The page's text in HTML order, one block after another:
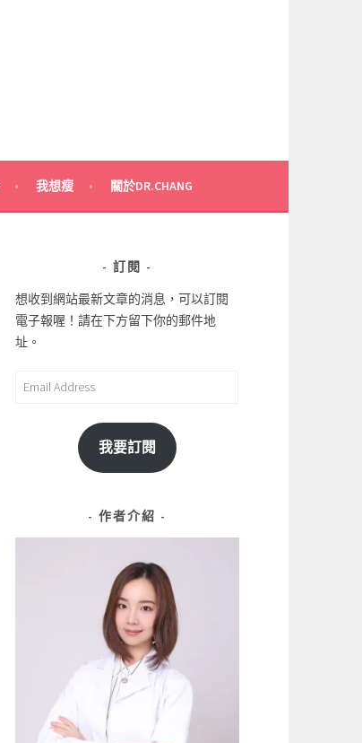
我想瘦 關於DR.CHANG
訂閱
想收到網站最新文章的消息，可以訂閱
電子報喔！請在下方留下你的郵件地
址。
Address
我要訂閱
作者介紹